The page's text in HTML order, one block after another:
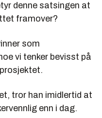
denne satsingen at
framover?
som
vi tenker bevisst på
tror han imidlertid at
enn i dag.